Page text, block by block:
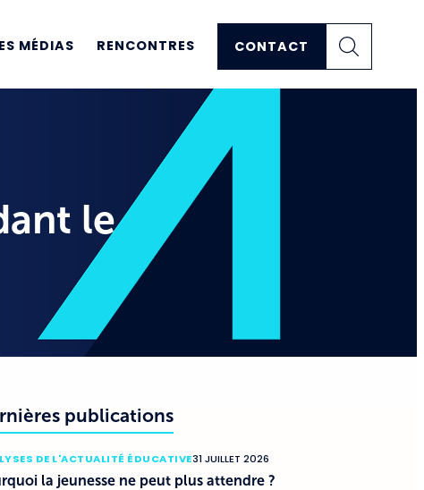
MÉDIAS RENCONTRES CONTACT
le
publications
DE L'ACTUALITÉ ÉDUCATIVE31 JUILLET 2026
la jeunesse ne peut plus attendre ?